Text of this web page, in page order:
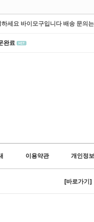
하세요 바이모구입니다 배송 문의
완료
이용약관 개인정
[바로가기]